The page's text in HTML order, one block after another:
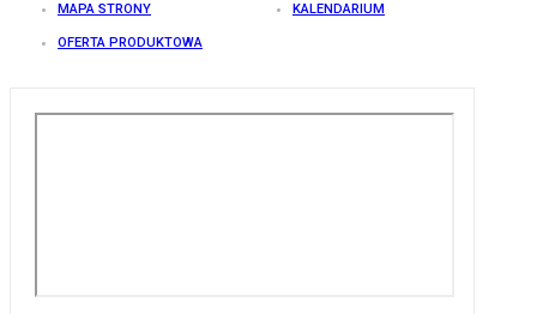
MAPA STRONY KALENDARIUM
OFERTA PRODUKTOWA